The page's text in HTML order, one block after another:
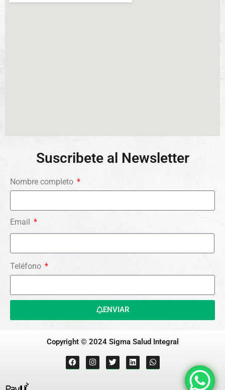
Suscribete al Newsletter
Nombre completo
Email
Teléfono
ENVIAR
Copyright © 2024 Sigma Salud Integral